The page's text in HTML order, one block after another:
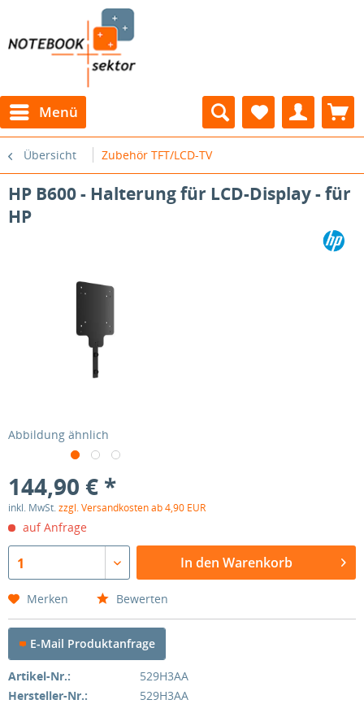
Menü
Übersicht Zubehör TFT/LCD-TV
HP B600 - Halterung für LCD-Display - für
HP
Abbildung ähnlich
144,90 € *
inkl. MwSt.zzgl. Versandkosten ab 4,90 EUR
auf Anfrage
1 In den Warenkorb
Merken Bewerten
E-Mail Produktanfrage
Artikel-Nr.:
529H3AA
Hersteller-Nr.:
529H3AA